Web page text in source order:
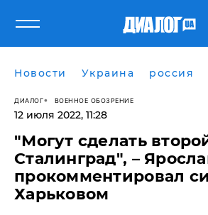
Новости Украина россия
ДИАЛОГ ВОЕННОЕ ОБОЗРЕНИЕ
12 июля 2022, 11:28
"Могут сделать
Сталинград", –
прокомментировал
Харьковом